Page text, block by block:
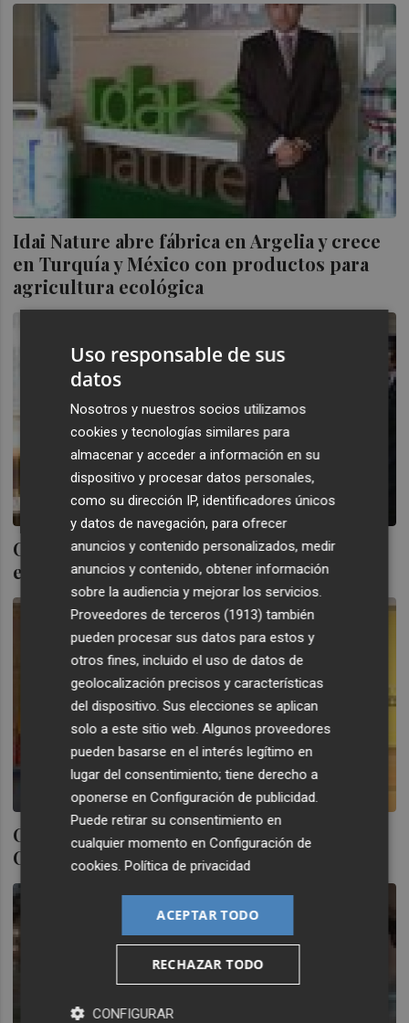
Idai Nature abre fábrica en Argelia y crece
en Turquía y México con productos para
agricultura ecológica
Crece un 128% el registro de firmas chinas
en la oficina europea de marcas
Crece un 4% la inversión extranjera en la
Comunitat y cae en Cataluña
Uso responsable de sus
datos
Nosotros y nuestros socios utilizamos
cookies y tecnologías similares para
almacenar y acceder a información en su
dispositivo y procesar datos personales,
como su dirección IP, identificadores únicos
y datos de navegación, para ofrecer
anuncios y contenido personalizados, medir
anuncios y contenido, obtener información
sobre la audiencia y mejorar los servicios.
Proveedores de terceros (1913) también
pueden procesar sus datos para estos y
otros fines, incluido el uso de datos de
geolocalización precisos y características
del dispositivo. Sus elecciones se aplican
solo a este sitio web. Algunos proveedores
pueden basarse en el interés legítimo en
lugar del consentimiento; tiene derecho a
oponerse enConfiguración de publicidad
Puede retirar su consentimiento en
cualquier momento enConfiguración de
cookies .Política de privacidad
ACEPTAR TODO
RECHAZAR TODO
CONFIGURAR